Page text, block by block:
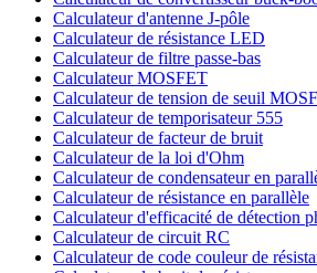
Calculateur d'antenne J-pôle
Calculateur de résistance LED
Calculateur de filtre passe-bas
Calculateur MOSFET
Calculateur de tension de seuil
Calculateur de temporisateur 555
Calculateur de facteur de bruit
Calculateur de la loi d'Ohm
Calculateur de condensateur en
Calculateur de résistance en parallèle
Calculateur d'efficacité de détection
Calculateur de circuit RC
Calculateur de code couleur de